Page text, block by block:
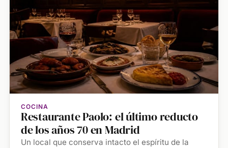
COCINA
Restaurante Paolo: el último reducto
de los años 70 en Madrid
Un local que conserva intacto el espíritu de la